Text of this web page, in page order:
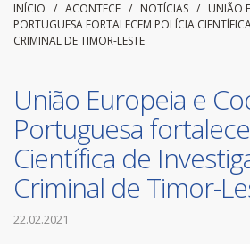
INÍCIO / ACONTECE / NOTÍCIAS / UNIÃO
PORTUGUESA FORTALECEM POLÍCIA
CRIMINAL DE TIMOR-LESTE
União Europeia e
Portuguesa
Científica de
Criminal de Timor-
22.02.2021